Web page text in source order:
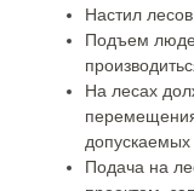
Настил
Подъем
На лесах
допускаемых
Подача на